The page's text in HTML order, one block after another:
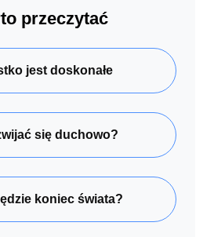
przeczytać
jest doskonałe
się duchowo?
koniec świata?